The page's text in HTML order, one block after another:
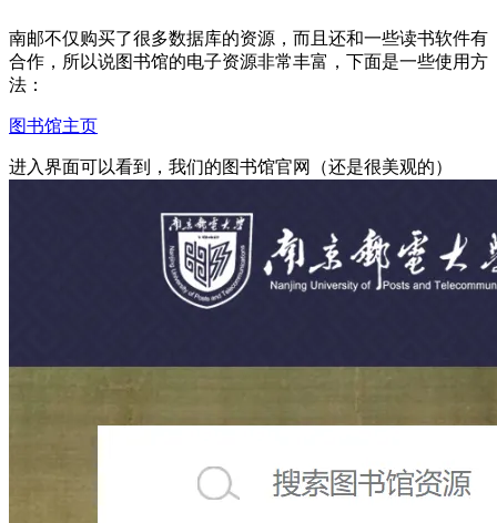
南邮不仅购买了很多数据库的资源，而且还和一些读书软件有
合作，所以说图书馆的电子资源非常丰富，下面是一些使用方
法：
图书馆主页
进入界面可以看到，我们的图书馆官网（还是很美观的）